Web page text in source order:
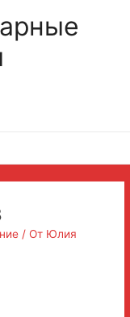
/ От Юлия